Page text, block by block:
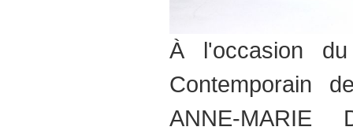
À l'occasion
Contemporain
ANNE-MARIE